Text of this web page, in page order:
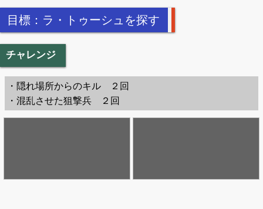
目標：ラ・トゥーシュを探す
チャレンジ
・隠れ場所からのキル ２回
・混乱させた狙撃兵 ２回